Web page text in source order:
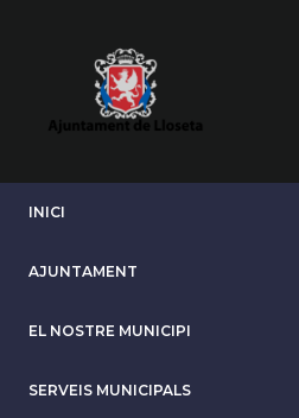
INICI
AJUNTAMENT
EL NOSTRE MUNICIPI
SERVEIS MUNICIPALS